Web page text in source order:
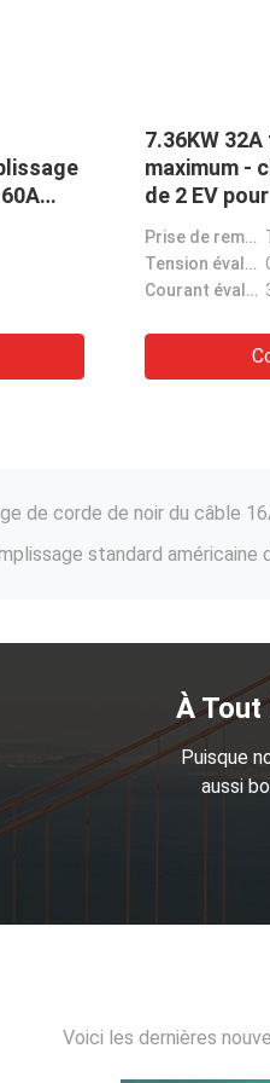
Type2 de remplissage de
câble monophasé EV de
3.5KW au câble 5M de
électrique de Type2
CEI 62196 Type 2
CA 250V
16A/1Phase
À
Puisque
aussi
Voici les dernières